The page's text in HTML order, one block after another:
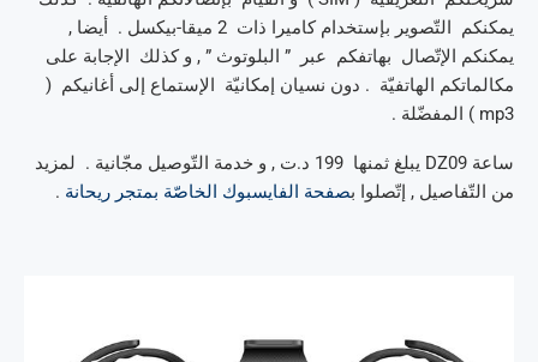
يمكنكم التّصوير بإستخدام كاميرا ذات 2 ميقا-بيكسل . أيضا ,
يمكنكم الإتّصال بهاتفكم عبر ” البلوتوث ” , و كذلك الإجابة على
مكالماتكم الهاتفيّة . دون نسيان إمكانيّة الإستماع إلى أغانيكم (
mp3 ) المفضّلة .
ساعة DZ09 يبلغ ثمنها 199 د.ت , و خدمة التّوصيل مجّانية . لمزيد
من التّفاصيل , إتّصلوا بصفحة الفايسبوك الخاصّة بمتجر ريحانة .